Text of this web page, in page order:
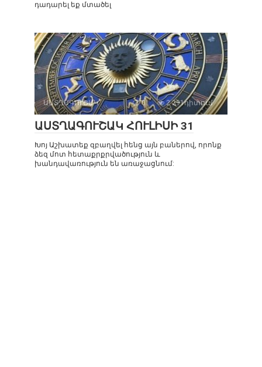
դադարել եք մտածել
ԱՍՏՂԱԳՈՒՇԱԿ 0 2 291դիտում
ԱՍՏՂԱԳՈՒՇԱԿ ՀՈՒԼԻՍԻ 31
Խոյ Աշխատեք զբաղվել հենց այն բաներով, որոնք
ձեզ մոտ հետաքրքրվածություն և
խանդավառություն են առաջացնում: